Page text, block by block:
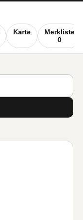
Karte
Merkliste
0